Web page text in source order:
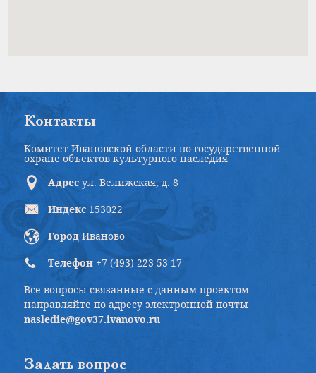
Контакты
Комитет Ивановской области по государственной
охране объектов культурного наследия
Адрес ул. Велижская, д. 8
Индекс 153022
Город Иваново
Телефон +7 (493) 223-53-17
Все вопросы связанные с данным проектом
направляйте по адресу электронной почты
nasledie@gov37.ivanovo.ru
Задать вопрос